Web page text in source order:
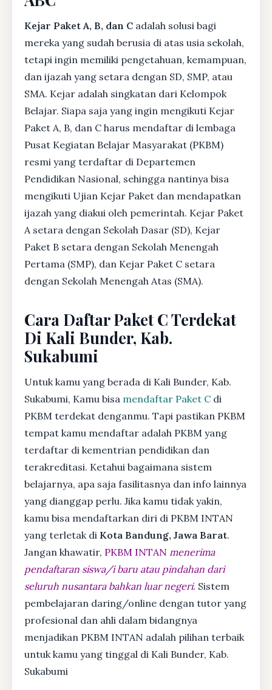
Kejar Paket A, B, dan C adalah solusi bagi
mereka yang sudah berusia di atas usia sekolah,
tetapi ingin memiliki pengetahuan, kemampuan,
dan ijazah yang setara dengan SD, SMP, atau
SMA. Kejar adalah singkatan dari Kelompok
Belajar. Siapa saja yang ingin mengikuti Kejar
Paket A, B, dan C harus mendaftar di lembaga
Pusat Kegiatan Belajar Masyarakat (PKBM)
resmi yang terdaftar di Departemen
Pendidikan Nasional, sehingga nantinya bisa
mengikuti Ujian Kejar Paket dan mendapatkan
ijazah yang diakui oleh pemerintah. Kejar Paket
A setara dengan Sekolah Dasar (SD), Kejar
Paket B setara dengan Sekolah Menengah
Pertama (SMP), dan Kejar Paket C setara
dengan Sekolah Menengah Atas (SMA).
Cara Daftar Paket C Terdekat
Di Kali Bunder, Kab.
Sukabumi
Untuk kamu yang berada di Kali Bunder, Kab.
Sukabumi, Kamu bisa mendaftar Paket C di
PKBM terdekat denganmu. Tapi pastikan PKBM
tempat kamu mendaftar adalah PKBM yang
terdaftar di kementrian pendidikan dan
terakreditasi. Ketahui bagaimana sistem
belajarnya, apa saja fasilitasnya dan info lainnya
yang dianggap perlu. Jika kamu tidak yakin,
kamu bisa mendaftarkan diri di PKBM INTAN
yang terletak di Kota Bandung, Jawa Barat.
Jangan khawatir, PKBM INTAN menerima
pendaftaran siswa/i baru atau pindahan dari
seluruh nusantara bahkan luar negeri. Sistem
pembelajaran daring/online dengan tutor yang
profesional dan ahli dalam bidangnya
menjadikan PKBM INTAN adalah pilihan terbaik
untuk kamu yang tinggal di Kali Bunder, Kab.
Sukabumi